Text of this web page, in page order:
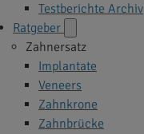
Testberichte Archiv
Ratgeber
Zahnersatz
Implantate
Veneers
Zahnkrone
Zahnbrücke